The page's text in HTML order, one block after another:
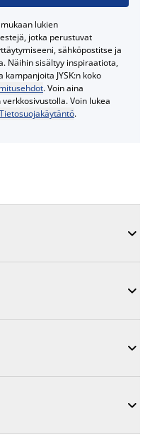
lukien
jotka perustuvat
sähköpostitse ja
Näihin sisältyy inspiraatiota,
JYSK:n koko
. Voin aina
Voin lukea
Tietosuojakäytäntö.



